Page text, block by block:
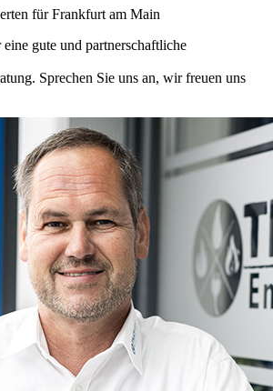
für Frankfurt am Main
gute und partnerschaftliche
Sprechen Sie uns an, wir freuen uns